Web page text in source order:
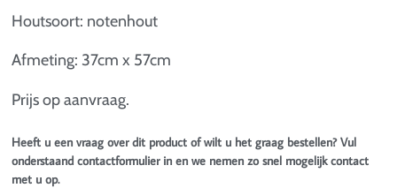
Houtsoort: notenhout
Afmeting: 37cm x 57cm
Prijs op aanvraag.
Heeft u een vraag over dit product of wilt u het graag bestellen? Vul
onderstaand contactformulier in en we nemen zo snel mogelijk contact
met u op.